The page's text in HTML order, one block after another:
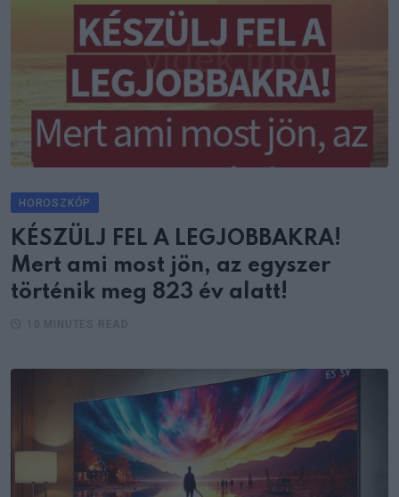
HOROSZKÓP
KÉSZÜLJ FEL A LEGJOBBAKRA!
Mert ami most jön, az egyszer
történik meg 823 év alatt!